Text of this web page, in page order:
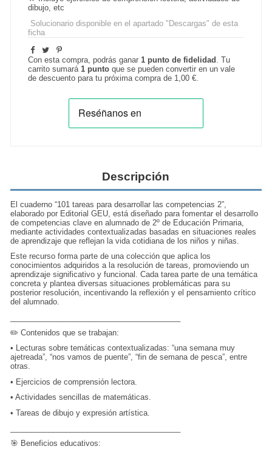
dibujo, etc
Solucionario disponible en el apartado "Descargas" de esta
ficha
Con esta compra, podrás ganar1 punto de fidelidad . Tu
carrito sumará1 punto que se pueden convertir en un vale
de descuento para tu próxima compra de 1,00 €.
Descripción
El cuaderno “101 tareas para desarrollar las competencias 2”,
elaborado por Editorial GEU, está diseñado para fomentar el desarrollo
de competencias clave en alumnado de 2º de Educación Primaria,
mediante actividades contextualizadas basadas en situaciones reales
de aprendizaje que reflejan la vida cotidiana de los niños y niñas.
Este recurso forma parte de una colección que aplica los
conocimientos adquiridos a la resolución de tareas, promoviendo un
aprendizaje significativo y funcional. Cada tarea parte de una temática
concreta y plantea diversas situaciones problemáticas para su
posterior resolución, incentivando la reflexión y el pensamiento crítico
del alumnado.
✏️ Contenidos que se trabajan:
• Lecturas sobre temáticas contextualizadas: “una semana muy
ajetreada”, “nos vamos de puente”, “fin de semana de pesca”, entre
otras.
• Ejercicios de comprensión lectora.
• Actividades sencillas de matemáticas.
• Tareas de dibujo y expresión artística.
🎯 Beneficios educativos: